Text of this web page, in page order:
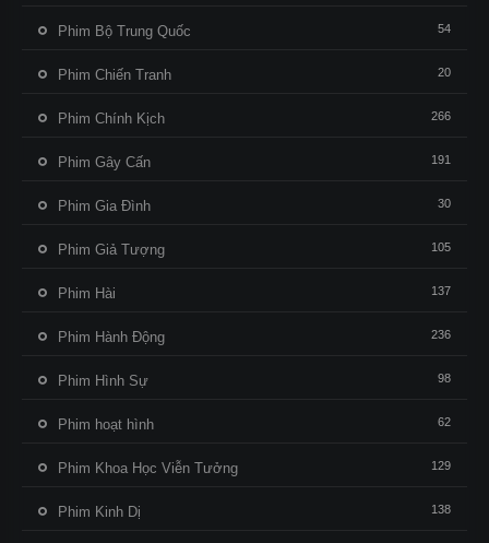
Phim Bộ Trung Quốc 54
Phim Chiến Tranh 20
Phim Chính Kịch 266
Phim Gây Cấn 191
Phim Gia Đình 30
Phim Giả Tượng 105
Phim Hài 137
Phim Hành Động 236
Phim Hình Sự 98
Phim hoạt hình 62
Phim Khoa Học Viễn Tưởng 129
Phim Kinh Dị 138